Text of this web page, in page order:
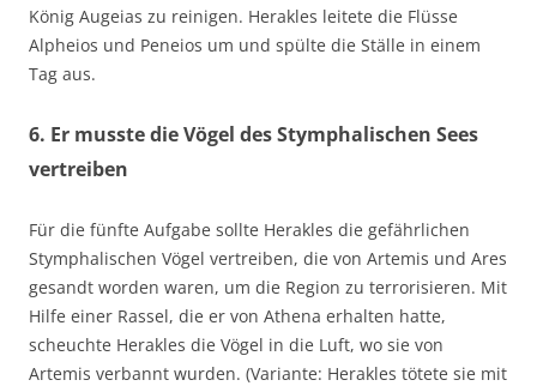
König Augeias zu reinigen. Herakles leitete die Flüsse
Alpheios und Peneios um und spülte die Ställe in einem
Tag aus.
6. Er musste die Vögel des Stymphalischen Sees
vertreiben
Für die fünfte Aufgabe sollte Herakles die gefährlichen
Stymphalischen Vögel vertreiben, die von Artemis und Ares
gesandt worden waren, um die Region zu terrorisieren. Mit
Hilfe einer Rassel, die er von Athena erhalten hatte,
scheuchte Herakles die Vögel in die Luft, wo sie von
Artemis verbannt wurden. (Variante: Herakles tötete sie mit